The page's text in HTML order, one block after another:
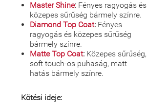
Master Shine: Fényes ragyogás és
közepes sűrűség bármely színre.
Diamond Top Coat: Fényes
ragyogás és közepes sűrűség
bármely színre.
Matte Top Coat: Közepes sűrűség,
soft touch-os puhaság, matt
hatás bármely színre.
Kötési ideje: